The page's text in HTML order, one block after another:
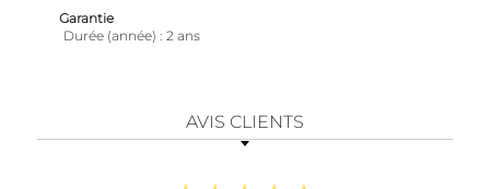
Garantie
Durée (année)
2 ans
AVIS CLIENTS